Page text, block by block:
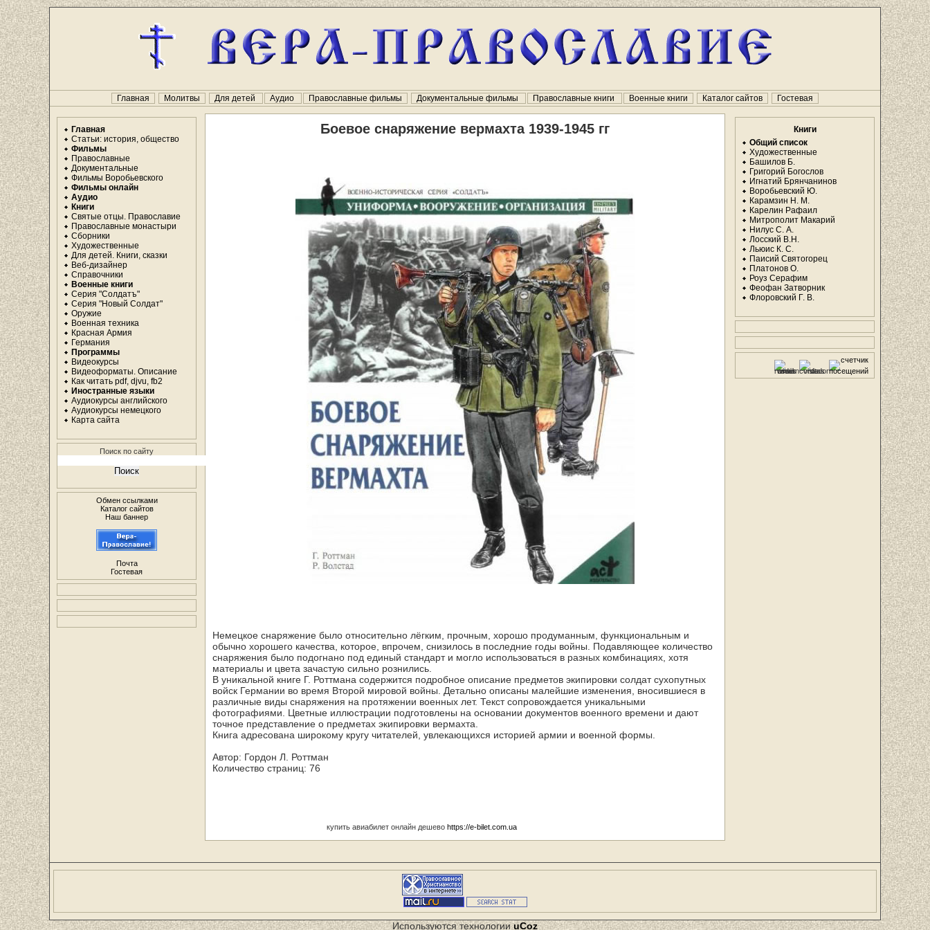
Главная Молитвы Для детей Аудио Православные фильмы Документальные фильмы Православные книги Военные книги Каталог сайтов Гостевая
Главная
Статьи: история, общество
Фильмы
Православные
Документальные
Фильмы Воробьевского
Фильмы онлайн
Аудио
Книги
Святые отцы. Православие
Православные монастыри
Сборники
Художественные
Для детей. Книги, сказки
Веб-дизайнер
Справочники
Военные книги
Серия "Солдатъ"
Серия "Новый Солдат"
Оружие
Военная техника
Красная Армия
Германия
Программы
Видеокурсы
Видеоформаты. Описание
Как читать pdf, djvu, fb2
Иностранные языки
Аудиокурсы английского
Аудиокурсы немецкого
Карта сайта
Поиск по сайту
Обмен ссылками
Каталог сайтов
Наш баннер
Почта
Гостевая
Книги
Общий список
Художественные
Башилов Б.
Григорий Богослов
Игнатий Брянчанинов
Воробьевский Ю.
Карамзин Н. М.
Карелин Рафаил
Митрополит Макарий
Нилус С. А.
Лосский В.Н.
Льюис К. С.
Паисий Святогорец
Платонов О.
Роуз Серафим
Феофан Затворник
Флоровский Г. В.
Боевое снаряжение вермахта 1939-1945 гг
Немецкое снаряжение было относительно лёгким, прочным, хорошо продуманным, функциональным и
обычно хорошего качества, которое, впрочем, снизилось в последние годы войны. Подавляющее количество
снаряжения было подогнано под единый стандарт и могло использоваться в разных комбинациях, хотя
материалы и цвета зачастую сильно рознились.
В уникальной книге Г. Роттмана содержится подробное описание предметов экипировки солдат сухопутных
войск Германии во время Второй мировой войны. Детально описаны малейшие изменения, вносившиеся в
различные виды снаряжения на протяжении военных лет. Текст сопровождается уникальными
фотографиями. Цветные иллюстрации подготовлены на основании документов военного времени и дают
точное представление о предметах экипировки вермахта.
Книга адресована широкому кругу читателей, увлекающихся историей армии и военной формы.
Автор: Гордон Л. Роттман
Количество страниц: 76
купить авиабилет онлайн дешево https://e-bilet.com.ua
Используются технологииuCoz